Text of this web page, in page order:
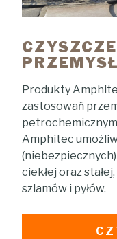
Produkty
zastosowań
Amphitec
ciekłej oraz
szlamów i pyłów.